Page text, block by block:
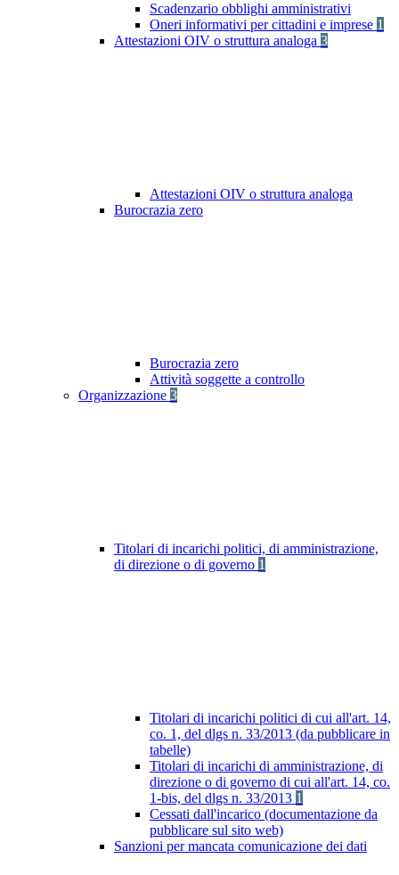
Scadenzario obblighi amministrativi
Oneri informativi per cittadini e imprese 1
Attestazioni OIV o struttura analoga 3
Attestazioni OIV o struttura analoga
Burocrazia zero
Burocrazia zero
Attività soggette a controllo
Organizzazione 3
Titolari di incarichi politici, di amministrazione,
di direzione o di governo 1
Titolari di incarichi politici di cui all'art. 14,
co. 1, del dlgs n. 33/2013 (da pubblicare in
tabelle)
Titolari di incarichi di amministrazione, di
direzione o di governo di cui all'art. 14, co.
1-bis, del dlgs n. 33/2013 1
Cessati dall'incarico (documentazione da
pubblicare sul sito web)
Sanzioni per mancata comunicazione dei dati